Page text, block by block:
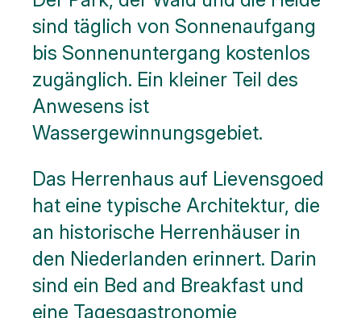
sind täglich von Sonnenaufgang
bis Sonnenuntergang kostenlos
zugänglich. Ein kleiner Teil des
Anwesens ist
Wassergewinnungsgebiet.
Das Herrenhaus auf Lievensgoed
hat eine typische Architektur, die
an historische Herrenhäuser in
den Niederlanden erinnert. Darin
sind ein Bed and Breakfast und
eine Tagesgastronomie